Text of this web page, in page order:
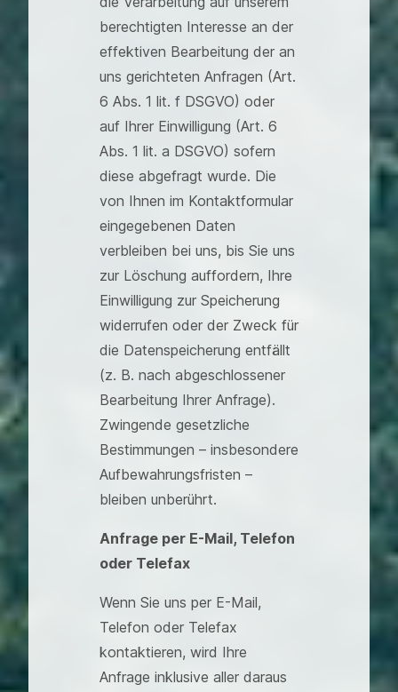
berechtigten Interesse an der
effektiven Bearbeitung der an
uns gerichteten Anfragen (Art.
6 Abs. 1 lit. f DSGVO) oder
auf Ihrer Einwilligung (Art. 6
Abs. 1 lit. a DSGVO) sofern
diese abgefragt wurde. Die
von Ihnen im Kontaktformular
eingegebenen Daten
verbleiben bei uns, bis Sie uns
zur Löschung auffordern, Ihre
Einwilligung zur Speicherung
widerrufen oder der Zweck für
die Datenspeicherung entfällt
(z. B. nach abgeschlossener
Bearbeitung Ihrer Anfrage).
Zwingende gesetzliche
Bestimmungen – insbesondere
Aufbewahrungsfristen –
bleiben unberührt.
Anfrage per E-Mail, Telefon
oder Telefax
Wenn Sie uns per E-Mail,
Telefon oder Telefax
kontaktieren, wird Ihre
Anfrage inklusive aller daraus